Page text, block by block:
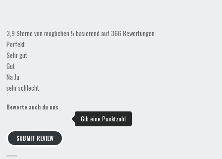
3,9 Sterne von möglichen 5 basierend auf 366 Bewertungen
Perfekt
Sehr gut
Gut
Na Ja
sehr schlecht
Bewerte auch du uns
SUBMIT REVIEW